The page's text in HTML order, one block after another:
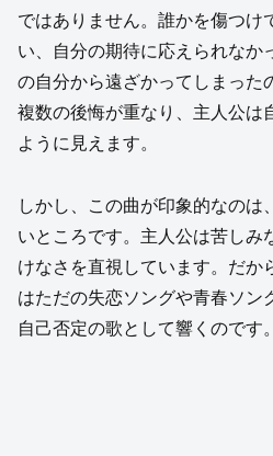
ではありません。誰かを傷つけ
い、自分の期待に応えられなか
の自分から遠ざかってしまった
複数の後悔が重なり、主人公は
ように見えます。
しかし、この曲が印象的なのは
いところです。主人公は苦しみ
けなさを直視しています。だか
はただの失恋ソングや青春ソン
自己否定の歌として響くのです。